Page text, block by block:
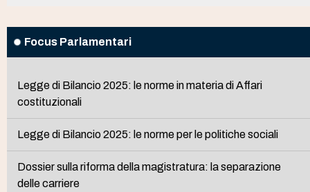
Focus Parlamentari
Legge di Bilancio 2025: le norme in materia di Affari
costituzionali
Legge di Bilancio 2025: le norme per le politiche sociali
Dossier sulla riforma della magistratura: la separazione
delle carriere